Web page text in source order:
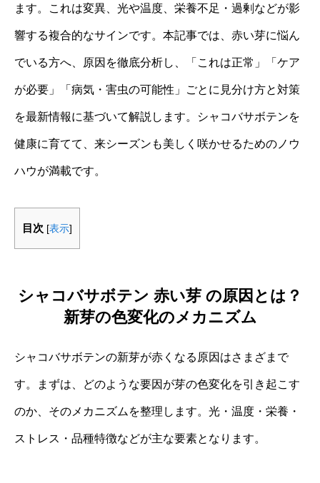
ます。これは変異、光や温度、栄養不足・過剰などが影
響する複合的なサインです。本記事では、赤い芽に悩ん
でいる方へ、原因を徹底分析し、「これは正常」「ケア
が必要」「病気・害虫の可能性」ごとに見分け方と対策
を最新情報に基づいて解説します。シャコバサボテンを
健康に育てて、来シーズンも美しく咲かせるためのノウ
ハウが満載です。
目次 [表示]
シャコバサボテン 赤い芽 の原因とは？
新芽の色変化のメカニズム
シャコバサボテンの新芽が赤くなる原因はさまざまで
す。まずは、どのような要因が芽の色変化を引き起こす
のか、そのメカニズムを整理します。光・温度・栄養・
ストレス・品種特徴などが主な要素となります。